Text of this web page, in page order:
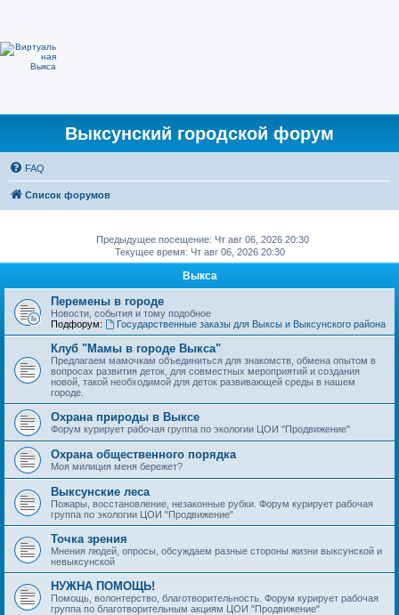
Выксунский городской форум
FAQ
Список форумов
Предыдущее посещение: Чт авг 06, 2026 20:30
Текущее время: Чт авг 06, 2026 20:30
Выкса
Перемены в городе
Новости, события и тому подобное
Подфорум:
Государственные заказы для Выксы и Выксунского района
Клуб "Мамы в городе Выкса"
Предлагаем мамочкам объединиться для знакомств, обмена опытом в
вопросах развития деток, для совместных мероприятий и создания
новой, такой необходимой для деток развивающей среды в нашем
городе.
Охрана природы в Выксе
Форум курирует рабочая группа по экологии ЦОИ "Продвижение"
Охрана общественного порядка
Моя милиция меня бережет?
Выксунские леса
Пожары, восстановление, незаконные рубки. Форум курирует рабочая
группа по экологии ЦОИ "Продвижение"
Точка зрения
Мнения людей, опросы, обсуждаем разные стороны жизни выксунской и
невыксунской
НУЖНА ПОМОЩЬ!
Помощь, волонтерство, благотворительность. Форум курирует рабочая
группа по благотворительным акциям ЦОИ "Продвижение"